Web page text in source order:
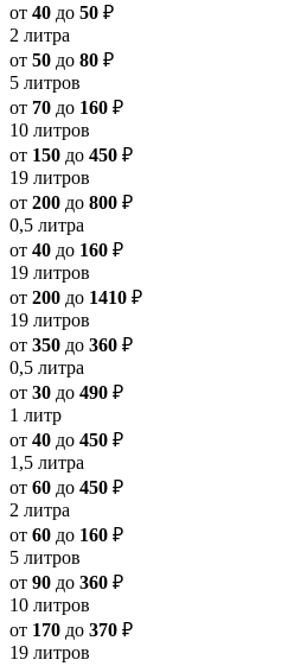
от 40 до 50 ₽
2 литра
от 50 до 80 ₽
5 литров
от 70 до 160 ₽
10 литров
от 150 до 450 ₽
19 литров
от 200 до 800 ₽
0,5 литра
от 40 до 160 ₽
19 литров
от 200 до 1410 ₽
19 литров
от 350 до 360 ₽
0,5 литра
от 30 до 490 ₽
1 литр
от 40 до 450 ₽
1,5 литра
от 60 до 450 ₽
2 литра
от 60 до 160 ₽
5 литров
от 90 до 360 ₽
10 литров
от 170 до 370 ₽
19 литров